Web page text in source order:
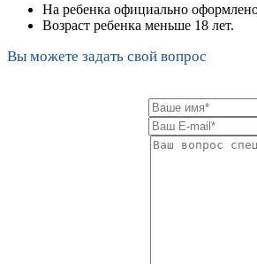
На ребенка официально
Возраст ребенка меньше 18 лет.
Вы можете задать свой вопрос